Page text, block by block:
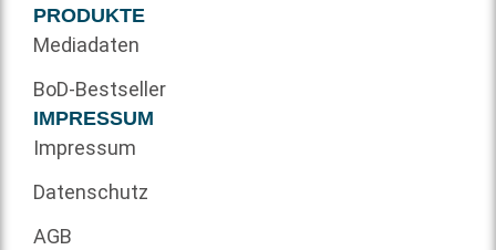
PRODUKTE
Mediadaten
BoD-Bestseller
IMPRESSUM
Impressum
Datenschutz
AGB